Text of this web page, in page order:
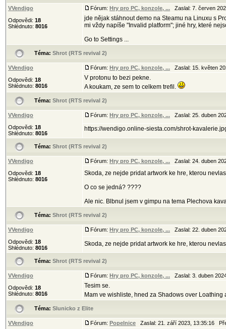
VVendigo
Odpovědi: 18
Shlédnuto: 8016
Fórum: Hry pro PC, konzole, ... Zaslal: 7. červen
jde nějak stáhnout demo na Steamu na Linuxu s
mi vždy napíše "Invalid platform"; jiné hry, které
Go to Settings ...
Téma: Shrot (RTS revival 2)
VVendigo
Odpovědi: 18
Shlédnuto: 8016
Fórum: Hry pro PC, konzole, ... Zaslal: 15. květen
V protonu to bezi pekne.
A koukam, ze sem to celkem trefil.
Téma: Shrot (RTS revival 2)
VVendigo
Odpovědi: 18
Shlédnuto: 8016
Fórum: Hry pro PC, konzole, ... Zaslal: 25. duben
https://wendigo.online-siesta.com/shrot-
Téma: Shrot (RTS revival 2)
VVendigo
Odpovědi: 18
Shlédnuto: 8016
Fórum: Hry pro PC, konzole, ... Zaslal: 24. duben
Skoda, ze nejde pridat artwork ke hre, kterou
O co se jedná? ????
Ale nic. Blbnul jsem v gimpu na tema Plechova
Téma: Shrot (RTS revival 2)
VVendigo
Odpovědi: 18
Shlédnuto: 8016
Fórum: Hry pro PC, konzole, ... Zaslal: 22. duben
Skoda, ze nejde pridat artwork ke hre, kterou
Téma: Shrot (RTS revival 2)
VVendigo
Odpovědi: 18
Shlédnuto: 8016
Fórum: Hry pro PC, konzole, ... Zaslal: 3. duben
Tesim se.
Mam ve wishliste, hned za Shadows over Loathing
Téma: Slunicko z Elite
VVendigo
Fórum: Popelnice Zaslal: 21. září 2023, 13:35:16